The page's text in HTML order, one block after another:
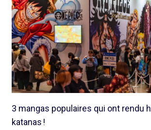
3 mangas populaires qui ont rendu
katanas !